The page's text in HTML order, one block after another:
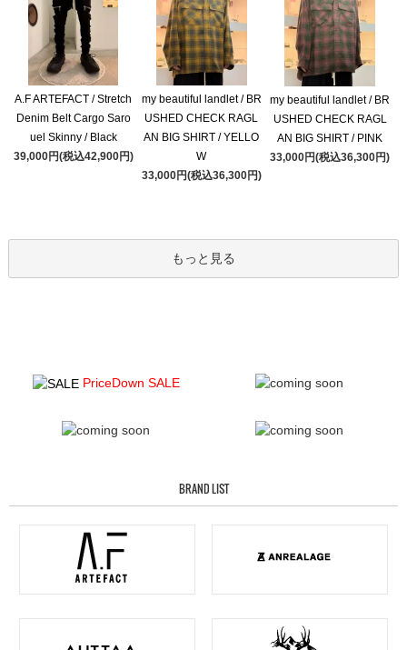
A.F ARTEFACT / Stretch
Denim Belt Cargo Saro
uel Skinny / Black
39,000円(税込42,900円)
my beautiful landlet / BR
USHED CHECK RAGL
AN BIG SHIRT / YELLO
W
33,000円(税込36,300円)
my beautiful landlet / BR
USHED CHECK RAGL
AN BIG SHIRT / PINK
33,000円(税込36,300円)
もっと見る
PriceDown SALE
BRAND LIST